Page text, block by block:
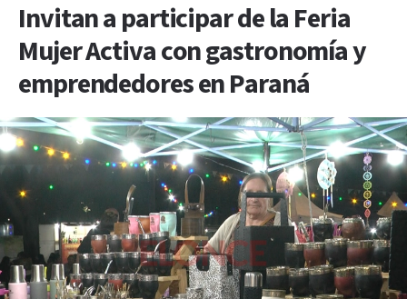
Invitan a participar de la Feria
Mujer Activa con gastronomía y
emprendedores en Paraná